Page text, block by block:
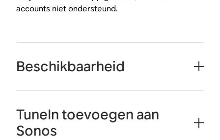
accounts niet ondersteund.
Beschikbaarheid
TuneIn toevoegen aan
Sonos